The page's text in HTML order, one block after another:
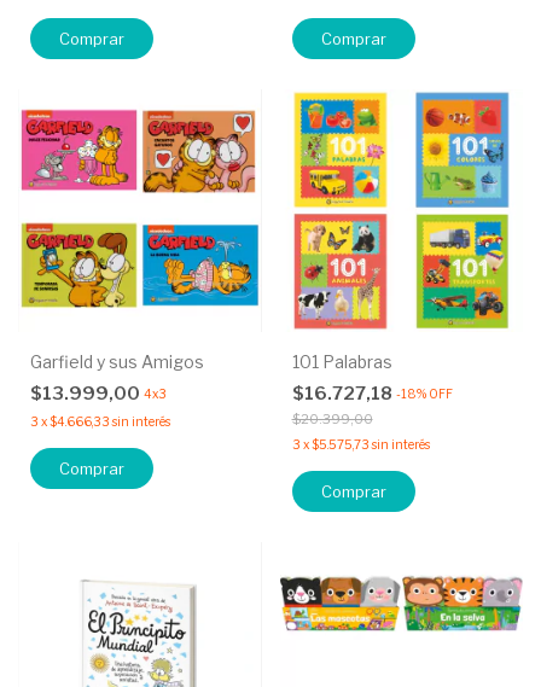
Comprar Comprar
Garfield y sus Amigos
$13.999,00 4x3
3 x$4.666,33 sin interés
Comprar
101 Palabras
$16.727,18 -18% OFF
$20.399,00
3 x$5.575,73 sin interés
Comprar